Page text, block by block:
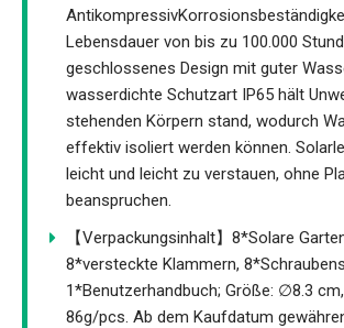
Lebensdauer von bis zu 100.000
geschlossenes Design mit guter
wasserdichte Schutzart IP65 hält
stehenden Körpern stand, wodurch
effektiv isoliert werden können.
leicht und leicht zu verstauen, ohne
beanspruchen.
【Verpackungsinhalt】8*Solare
8*versteckte Klammern,
1*Benutzerhandbuch; Größe: ∅8.3
86g/pcs. Ab dem Kaufdatum